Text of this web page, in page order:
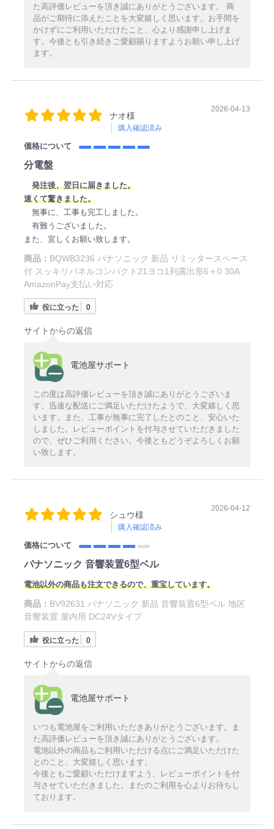
た高評価レビューを頂き誠にありがとうございます。 商
品がご期待に添えたことを大変嬉しく思います。お手間を
かけずにご利用いただけたこと、心より感謝申し上げま
す。今後とも引き続きご愛顧賜りますようお願い申し上げ
ます。
ナオ様
購入確認済み
2026-04-13
価格について
分電盤
発注後、翌日に届きました。
速くて驚きました。
無事に、工事も完工しました。
有難うございました。
また、宜しくお願い致します。
商品： BQWB3236 パナソニック 新品 リミッタースペース
付 スッキリパネルコンパクト21ヨコ1列露出形6＋0 30A
AmazonPay支払い対応
役に立った 0
サイトからの返信
電池屋サポート
この度は高評価レビューを頂き誠にありがとうございま
す。迅速な配送にご満足いただけたようで、大変嬉しく思
います。また、工事が無事に完了したとのこと、安心いた
しました。レビューポイントを付与させていただきました
ので、ぜひご利用ください。今後ともどうぞよろしくお願
い致します。
シュウ様
購入確認済み
2026-04-12
価格について
パナソニック 音響装置6型ベル
電池以外の商品も注文できるので、重宝しています。
商品： BV92631 パナソニック 新品 音響装置6型ベル 地区
音響装置 屋内用 DC24Vタイプ
役に立った 0
サイトからの返信
電池屋サポート
いつも電池屋をご利用いただきありがとうございます。ま
た高評価レビューを頂き誠にありがとうございます。
電池以外の商品もご利用いただける点にご満足いただけた
とのこと、大変嬉しく思います。
今後ともご愛顧いただけますよう、レビューポイントを付
与させていただきました。またのご利用を心よりお待ちし
ております。